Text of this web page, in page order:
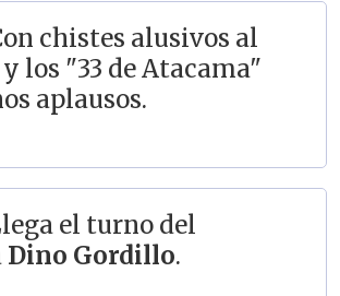
chistes alusivos al
los "33 de Atacama"
aplausos.
el turno del
Dino Gordillo.